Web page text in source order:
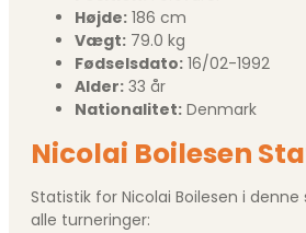
Højde: 186 cm
Vægt: 79.0 kg
Fødselsdato: 16/02-1992
Alder: 33 år
Nationalitet: Denmark
Nicolai Boilesen
Statistik for Nicolai Boilesen i
alle turneringer: